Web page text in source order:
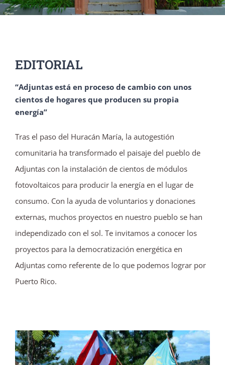
EDITORIAL
“Adjuntas está en proceso de cambio con unos
cientos de hogares que producen su propia
energía”
Tras el paso del Huracán María, la autogestión
comunitaria ha transformado el paisaje del pueblo de
Adjuntas con la instalación de cientos de módulos
fotovoltaicos para producir la energía en el lugar de
consumo. Con la ayuda de voluntarios y donaciones
externas, muchos proyectos en nuestro pueblo se han
independizado con el sol. Te invitamos a conocer los
proyectos para la democratización energética en
Adjuntas como referente de lo que podemos lograr por
Puerto Rico.